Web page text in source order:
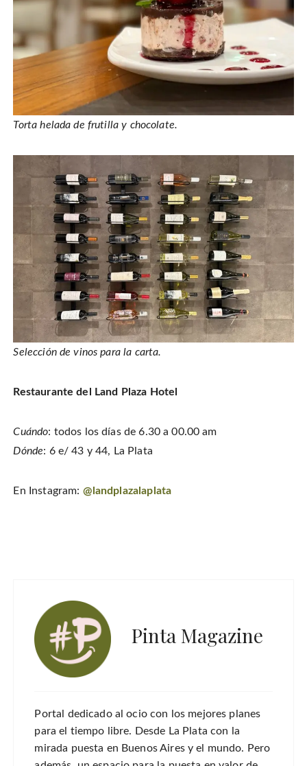
Torta helada de frutilla y chocolate.
Selección de vinos para la carta.
Restaurante del Land Plaza Hotel
Cuándo: todos los días de 6.30 a 00.00 am
Dónde: 6 e/ 43 y 44, La Plata
En Instagram: @landplazalaplata
Pinta Magazine
Portal dedicado al ocio con los mejores planes
para el tiempo libre. Desde La Plata con la
mirada puesta en Buenos Aires y el mundo. Pero